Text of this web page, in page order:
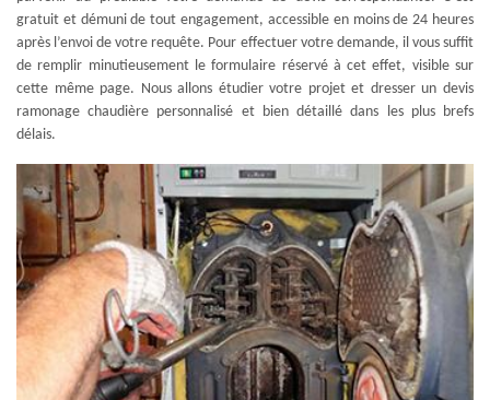
gratuit et démuni de tout engagement, accessible en moins de 24 heures
après l’envoi de votre requête. Pour effectuer votre demande, il vous suffit
de remplir minutieusement le formulaire réservé à cet effet, visible sur
cette même page. Nous allons étudier votre projet et dresser un devis
ramonage chaudière personnalisé et bien détaillé dans les plus brefs
délais.